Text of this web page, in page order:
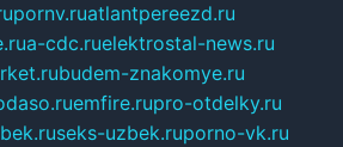
pornv.ruatlantpereezd.ru
a-cdc.ruelektrostal-news.ru
budem-znakomye.ru
emfire.rupro-otdelky.ru
seks-uzbek.ruporno-vk.ru